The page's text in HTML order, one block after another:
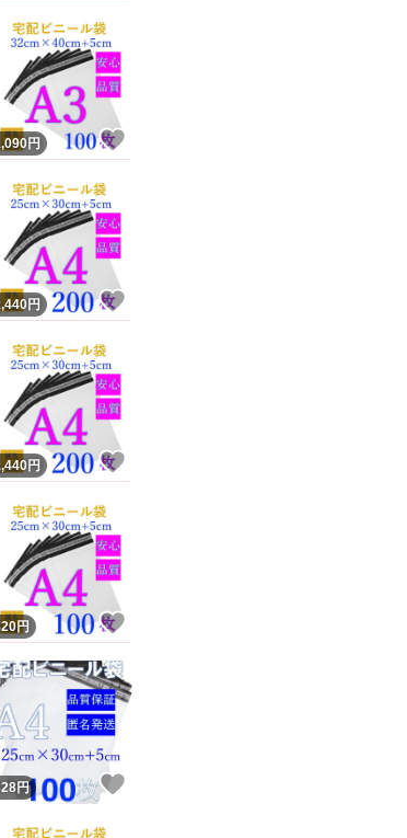
あり、発送を保証しているものではありません
のユーザーは高頻度で24時間以内＆設定した発送日数内に発送してい
す
のユーザーは設定した発送日数内に発送しています
キャンセル
ね！
円
ね！
円
ね！
円
ね！
円
ね！
円